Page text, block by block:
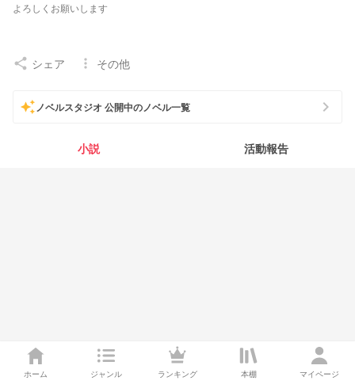
ホーム ジャンル ランキング 本棚 マイページ
よろしくお願いします
share シェア more_vert その他
auto_awesomeノベルスタジオ 公開中のノベル一覧 chevron_right
小説 活動報告